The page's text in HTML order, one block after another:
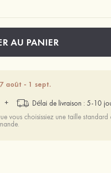
AU PANIER
août - 1 sept.
+ Délai de livraison : 5-10
vous choisissiez une taille standard